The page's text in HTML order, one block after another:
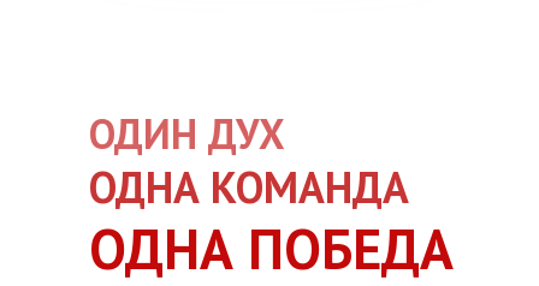
ОДИН ДУХ
ОДНА КОМАНДА
ОДНА ПОБЕДА